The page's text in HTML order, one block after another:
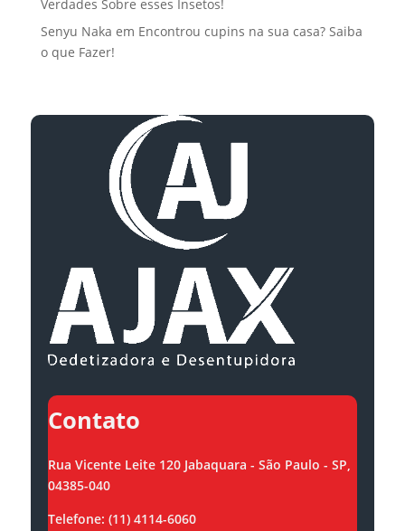
Verdades Sobre esses Insetos!
Senyu Naka em Encontrou cupins na sua casa? Saiba
o que Fazer!
Contato
Rua Vicente Leite 120 Jabaquara - São Paulo - SP,
04385-040
Telefone: (11) 4114-6060